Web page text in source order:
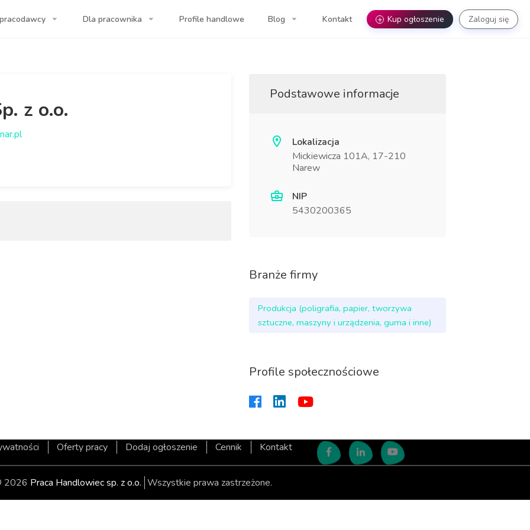
Twojej firmy! Dla pracownika Profile handlowe Blog Kontakt + Kup ogłoszenie Zaloguj się
z o.o.
Podstawowe informacje
Lokalizacja
Mickiewicza 101A, 17-210
Narew
NIP
5430200365
Branże firmy
Produkcja (poligrafia, papier, tworzywa
sztuczne, maszyny i urządzenia, guma i inne)
Profile społecznościowe
Oferty pracy Dodaj ogłoszenie Cennik Kontakt
2026 Praca Handlowiec sp. z o.o. Wszystkie prawa zastrzeżone.